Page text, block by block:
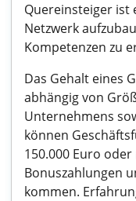
Quereinsteiger ist
Netzwerk
Kompetenzen zu
Das Gehalt eines
abhängig von
Unternehmens
können
150.000 Euro
Bonuszahlungen
kommen.